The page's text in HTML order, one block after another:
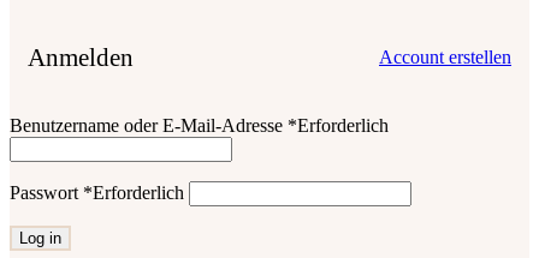
Anmelden Account erstellen
Benutzername oder E-Mail-Adresse *Erforderlich
Passwort *Erforderlich
Log in